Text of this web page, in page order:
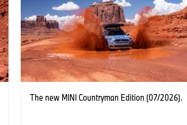
The new MINI Countryman Edition (07/2026).